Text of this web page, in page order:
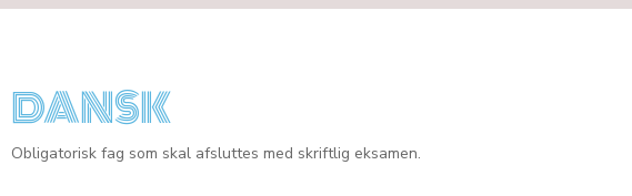
DANSK
Obligatorisk fag som skal afsluttes med skriftlig eksamen.